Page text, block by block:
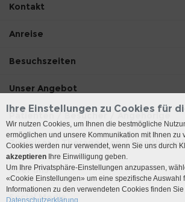
Kontakt
Anreise
Besuchszeiten
Unser Angebot
Patienten / Besucher / Angehörige
Zuweiser / Therapeuten / Health-
Über uns
Social Media
Ihre Einstellungen zu Cookies für
Wir nutzen Cookies, um Ihnen die bestmögliche
ermöglichen und unsere Kommunikation mit Ihnen zu
Cookies werden nur verwendet, wenn Sie uns durch
akzeptieren Ihre Einwilligung geben.
Um Ihre Privatsphäre-Einstellungen anzupassen,
«Cookie Einstellungen» um eine spezifische Auswahl
Informationen zu den verwendeten Cookies finden
Datenschutzerklärung.